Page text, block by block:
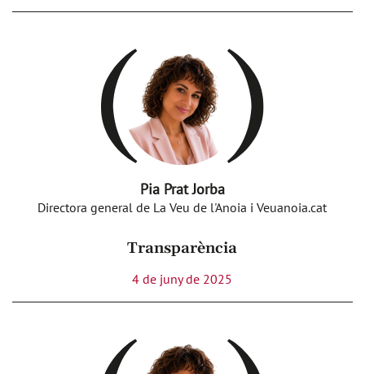
Pia Prat Jorba
Directora general de La Veu de l'Anoia i Veuanoia.cat
Transparència
4 de juny de 2025